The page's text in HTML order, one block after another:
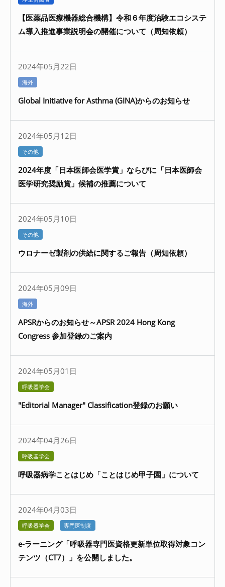
【医薬品医療機器総合機構】令和６年度治験エコシステ
ム導入推進事業説明会の開催について（周知依頼）
2024年05月22日
海外
Global Initiative for Asthma (GINA)からのお知らせ
2024年05月12日
その他
2024年度「日本医師会医学賞」ならびに「日本医師会
医学研究奨励賞」候補の推薦について
2024年05月10日
その他
ウロナーゼ製剤の供給に関するご報告（周知依頼）
2024年05月09日
海外
APSRからのお知らせ～APSR 2024 Hong Kong
Congress 参加登録のご案内
2024年05月01日
呼吸器学会
"Editorial Manager" Classification登録のお願い
2024年04月26日
呼吸器学会
呼吸器病学ことはじめ「ことはじめ甲子園」について
2024年04月03日
呼吸器学会 専門医制度
e-ラーニング「呼吸器専門医資格更新単位取得対象コン
テンツ（CT7）」を公開しました。